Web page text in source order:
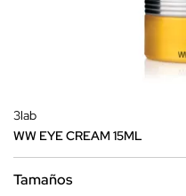
3lab
WW EYE CREAM 15ML
Tamaños